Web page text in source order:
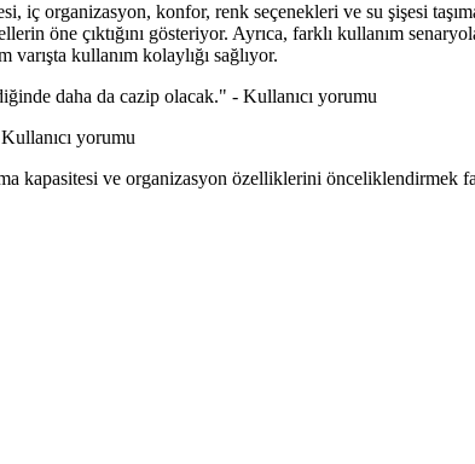
iç organizasyon, konfor, renk seçenekleri ve su şişesi
çıktığını gösteriyor. Ayrıca, farklı kullanım
kullanım kolaylığı sağlıyor.
daha da cazip olacak." - Kullanıcı yorumu
yorumu
kapasitesi ve organizasyon özelliklerini önceliklendirmek